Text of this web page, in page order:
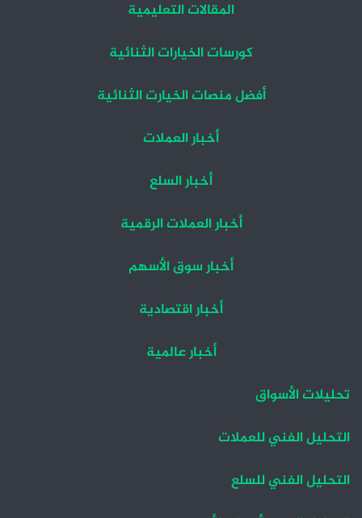
المقالات التعليمية
كورسات الخيارات الثنائية
أفضل منصات الخيارت الثنائية
أخبار العملات
أخبار السلع
أخبار العملات الرقمية
أخبار سوق الأسهم
أخبار اقتصادية
أخبار عالمية
تحليلات الأسواق
التحليل الفني للعملات
التحليل الفني للسلع